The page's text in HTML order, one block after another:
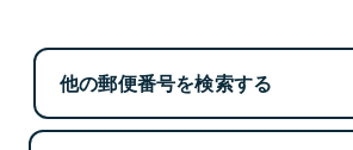
他の郵便番号を検索する